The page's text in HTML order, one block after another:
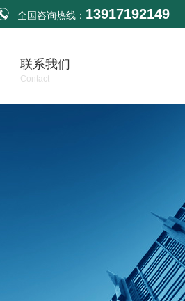
全国咨询热线： 13917192149
联系我们
Contact